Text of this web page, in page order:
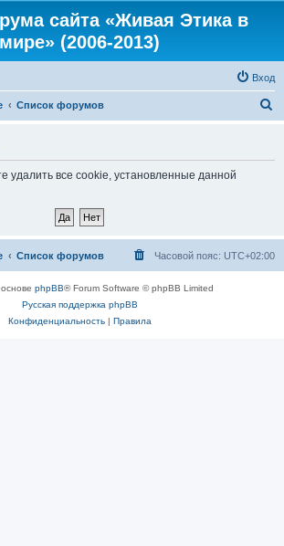
сайта «Живая Этика в
мире» (2006-2013)
Вход
Список форумов
удалить все cookie, установленные данной
Список форумов Часовой пояс: UTC+02:00
phpBB® Forum Software © phpBB Limited
Русская поддержка phpBB
Конфиденциальность| Правила